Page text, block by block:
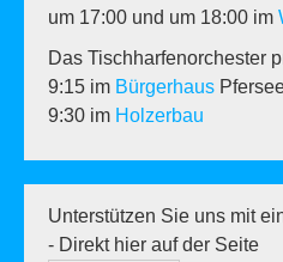
um 17:00 und um 18:00 im
Das Tischharfenorchester
9:15 im Bürgerhaus
9:30 im Holzerbau
Unterstützen Sie uns mit
- Direkt hier auf der Seite